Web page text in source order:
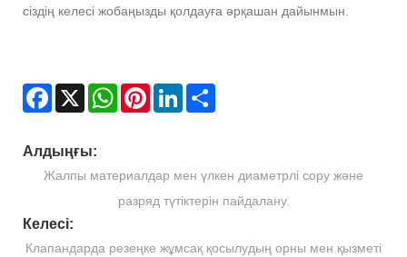
сіздің келесі жобаңызды қолдауға әрқашан дайынмын.
Facebook
X WhatsAppPinterestLinkedIn
Алдыңғы:
Жалпы материалдар мен үлкен диаметрлі сору және
разряд түтіктерін пайдалану.
Келесі:
Клапандарда резеңке жұмсақ қосылудың орны мен қызметі